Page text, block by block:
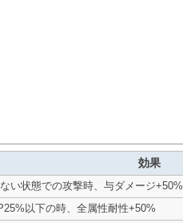
効果
い状態での攻撃時、与ダメージ+50%
以下の時、全属性耐性+50%